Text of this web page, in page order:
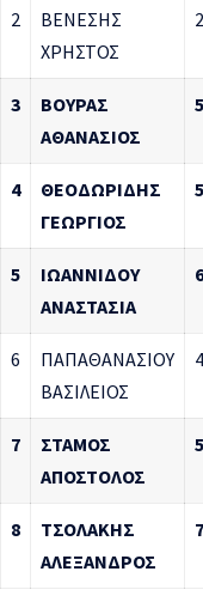
2
ΒΕΝΕΣΗΣ
ΧΡΗΣΤΟΣ
3
ΒΟΥΡΑΣ
ΑΘΑΝΑΣΙΟΣ
4
ΘΕΟΔΩΡΙΔΗΣ
ΓΕΩΡΓΙΟΣ
5
ΙΩΑΝΝΙΔΟΥ
ΑΝΑΣΤΑΣΙΑ
6
ΠΑΠΑΘΑΝΑΣΙΟΥ
ΒΑΣΙΛΕΙΟΣ
7
ΣΤΑΜΟΣ
ΑΠΟΣΤΟΛΟΣ
8
ΤΣΟΛΑΚΗΣ
ΑΛΕΞΑΝΔΡΟΣ